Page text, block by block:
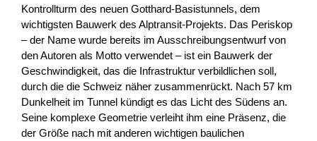
Kontrollturm des neuen Gotthard-Basistunnels, dem
wichtigsten Bauwerk des Alptransit-Projekts. Das Periskop
– der Name wurde bereits im Ausschreibungsentwurf von
den Autoren als Motto verwendet – ist ein Bauwerk der
Geschwindigkeit, das die Infrastruktur verbildlichen soll,
durch die die Schweiz näher zusammenrückt. Nach 57 km
Dunkelheit im Tunnel kündigt es das Licht des Südens an.
Seine komplexe Geometrie verleiht ihm eine Präsenz, die
der Größe nach mit anderen wichtigen baulichen